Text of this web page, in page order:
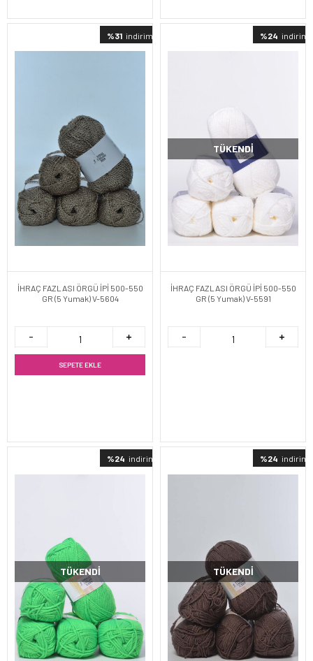
%31 indirimli
İHRAÇ FAZLASI ÖRGÜ İPİ 500-550
GR (5 Yumak) V-5604
SEPETE EKLE
%24 indirimli
TÜKENDI
İHRAÇ FAZLASI ÖRGÜ İPİ 500-550
GR (5 Yumak) V-5591
%24 indirimli
TÜKENDI
%24 indirimli
TÜKENDI